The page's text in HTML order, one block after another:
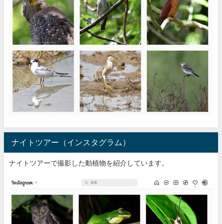
ナイトツアー（インスタグラム）
ナイトツアーで撮影した動植物を紹介しています。